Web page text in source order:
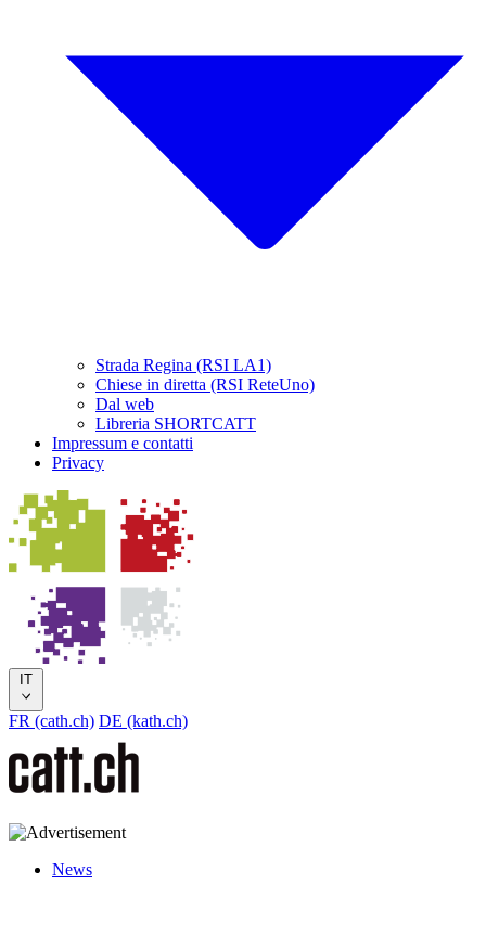
Strada Regina (RSI LA1)
Chiese in diretta (RSI ReteUno)
Dal web
Libreria SHORTCATT
Impressum e contatti
Privacy
IT
FR (cath.ch) DE (kath.ch)
News